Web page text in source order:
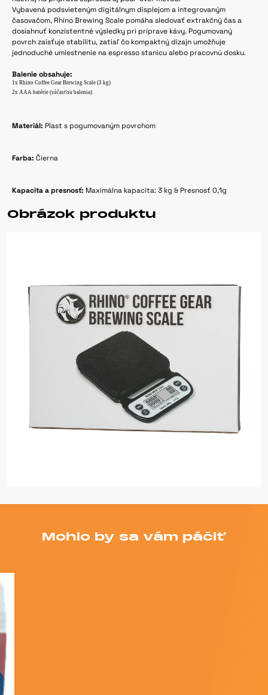
Vybavená podsvieteným digitálnym displejom a integrovaným
časovačom, Rhino Brewing Scale pomáha sledovať extrakčný čas a
dosiahnuť konzistentné výsledky pri príprave kávy. Pogumovaný
povrch zaisťuje stabilitu, zatiaľ čo kompaktný dizajn umožňuje
jednoduché umiestnenie na espresso stanicu alebo pracovnú dosku.
Balenie obsahuje:
1x Rhino Coffee Gear Brewing Scale (3 kg)
2x AAA batérie (súčasťou balenia)
Materiál: Plast s pogumovaným povrchom
Farba: Čierna
Kapacita a presnosť: Maximálna kapacita: 3 kg & Presnosť 0,1g
Obrázok produktu
Mohlo by sa vám páčiť